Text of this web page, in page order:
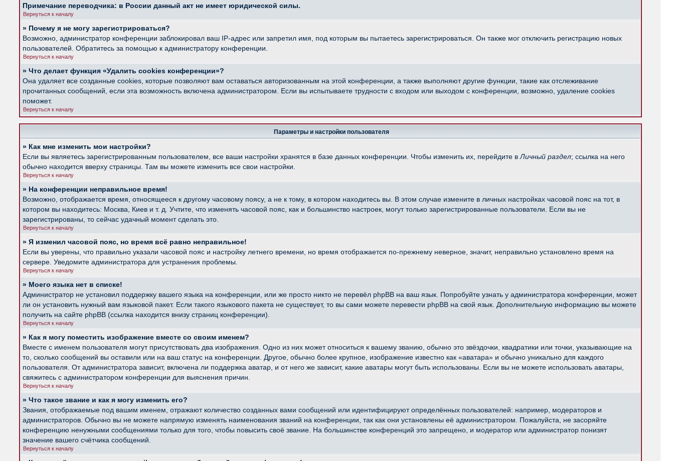
Примечание переводчика: в России данный акт не имеет юридической силы.
Вернуться к началу
» Почему я не могу зарегистрироваться?
Возможно, администратор конференции заблокировал ваш IP-адрес или запретил имя, под которым вы пытаетесь зарегистрироваться. Он также мог отключить регистрацию новых
пользователей. Обратитесь за помощью к администратору конференции.
Вернуться к началу
» Что делает функция «Удалить cookies конференции»?
Она удаляет все созданные cookies, которые позволяют вам оставаться авторизованным на этой конференции, а также выполняют другие функции, такие как отслеживание
прочитанных сообщений, если эта возможность включена администратором. Если вы испытываете трудности с входом или выходом с конференции, возможно, удаление cookies
поможет.
Вернуться к началу
Параметры и настройки пользователя
» Как мне изменить мои настройки?
Если вы являетесь зарегистрированным пользователем, все ваши настройки хранятся в базе данных конференции. Чтобы изменить их, перейдите в Личный раздел; ссылка на него
обычно находится вверху страницы. Там вы можете изменить все свои настройки.
Вернуться к началу
» На конференции неправильное время!
Возможно, отображается время, относящееся к другому часовому поясу, а не к тому, в котором находитесь вы. В этом случае измените в личных настройках часовой пояс на тот, в
котором вы находитесь: Москва, Киев и т. д. Учтите, что изменять часовой пояс, как и большинство настроек, могут только зарегистрированные пользователи. Если вы не
зарегистрированы, то сейчас удачный момент сделать это.
Вернуться к началу
» Я изменил часовой пояс, но время всё равно неправильное!
Если вы уверены, что правильно указали часовой пояс и настройку летнего времени, но время отображается по-прежнему неверное, значит, неправильно установлено время на
сервере. Уведомите администратора для устранения проблемы.
Вернуться к началу
» Моего языка нет в списке!
Администратор не установил поддержку вашего языка на конференции, или же просто никто не перевёл phpBB на ваш язык. Попробуйте узнать у администратора конференции, может
ли он установить нужный вам языковой пакет. Если такого языкового пакета не существует, то вы сами можете перевести phpBB на свой язык. Дополнительную информацию вы можете
получить на сайте phpBB (ссылка находится внизу страниц конференции).
Вернуться к началу
» Как я могу поместить изображение вместе со своим именем?
Вместе с именем пользователя могут присутствовать два изображения. Одно из них может относиться к вашему званию, обычно это звёздочки, квадратики или точки, указывающие на
то, сколько сообщений вы оставили или на ваш статус на конференции. Другое, обычно более крупное, изображение известно как «аватара» и обычно уникально для каждого
пользователя. От администратора зависит, включена ли поддержка аватар, и от него же зависит, какие аватары могут быть использованы. Если вы не можете использовать аватары,
свяжитесь с администратором конференции для выяснения причин.
Вернуться к началу
» Что такое звание и как я могу изменить его?
Звания, отображаемые под вашим именем, отражают количество созданных вами сообщений или идентифицируют определённых пользователей: например, модераторов и
администраторов. Обычно вы не можете напрямую изменять наименования званий на конференции, так как они установлены её администратором. Пожалуйста, не засоряйте
конференцию ненужными сообщениями только для того, чтобы повысить своё звание. На большинстве конференций это запрещено, и модератор или администратор понизят
значение вашего счётчика сообщений.
Вернуться к началу